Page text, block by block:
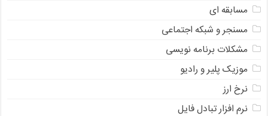
مسابقه ای
مسنجر و شبکه اجتماعی
مشکلات برنامه نویسی
موزیک پلیر و رادیو
نرخ ارز
ﻧﺮﻡ ﺍﻓﺰﺍﺭ ﺗﺒﺎﺩﻝ ﻓﺎﻳﻞ